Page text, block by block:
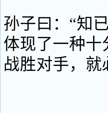
孙子曰：“知
体现了一种十
战胜对手，就